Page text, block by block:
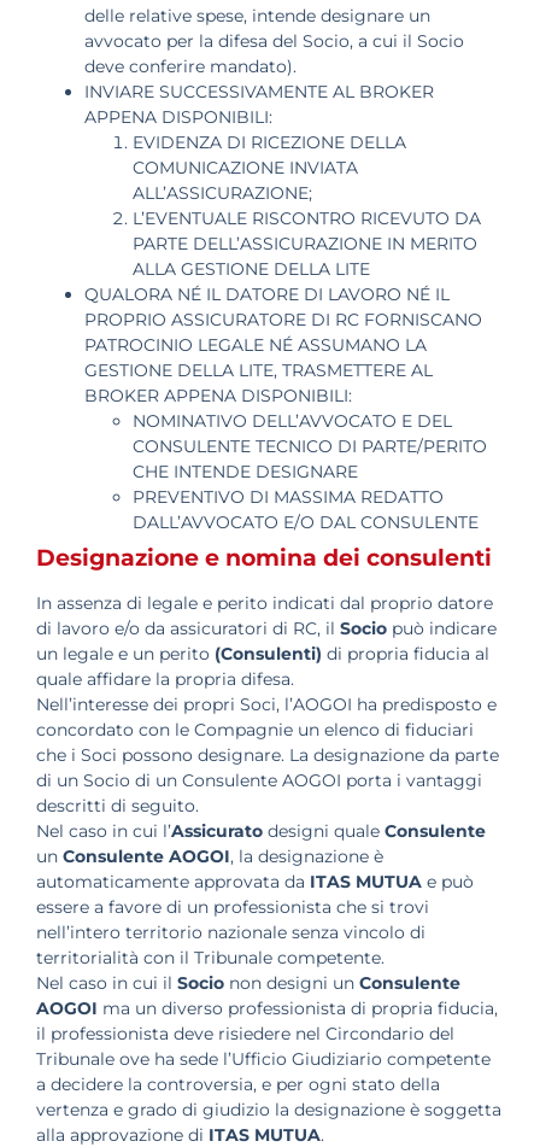
delle relative spese, intende designare un
avvocato per la difesa del Socio, a cui il Socio
deve conferire mandato).
INVIARE SUCCESSIVAMENTE AL BROKER
APPENA DISPONIBILI:
EVIDENZA DI RICEZIONE DELLA
COMUNICAZIONE INVIATA
ALL’ASSICURAZIONE;
L’EVENTUALE RISCONTRO RICEVUTO DA
PARTE DELL’ASSICURAZIONE IN MERITO
ALLA GESTIONE DELLA LITE
QUALORA NÉ IL DATORE DI LAVORO NÉ IL
PROPRIO ASSICURATORE DI RC FORNISCANO
PATROCINIO LEGALE NÉ ASSUMANO LA
GESTIONE DELLA LITE, TRASMETTERE AL
BROKER APPENA DISPONIBILI:
NOMINATIVO DELL’AVVOCATO E DEL
CONSULENTE TECNICO DI PARTE/PERITO
CHE INTENDE DESIGNARE
PREVENTIVO DI MASSIMA REDATTO
DALL’AVVOCATO E/O DAL CONSULENTE
Designazione e nomina dei consulenti
In assenza di legale e perito indicati dal proprio datore
di lavoro e/o da assicuratori di RC, il Socio può indicare
un legale e un perito (Consulenti) di propria fiducia al
quale affidare la propria difesa.
Nell’interesse dei propri Soci, l’AOGOI ha predisposto e
concordato con le Compagnie un elenco di fiduciari
che i Soci possono designare. La designazione da parte
di un Socio di un Consulente AOGOI porta i vantaggi
descritti di seguito.
Nel caso in cui l’Assicurato designi quale Consulente
un Consulente AOGOI, la designazione è
automaticamente approvata da ITAS MUTUA e può
essere a favore di un professionista che si trovi
nell’intero territorio nazionale senza vincolo di
territorialità con il Tribunale competente.
Nel caso in cui il Socio non designi un Consulente
AOGOI ma un diverso professionista di propria fiducia,
il professionista deve risiedere nel Circondario del
Tribunale ove ha sede l’Ufficio Giudiziario competente
a decidere la controversia, e per ogni stato della
vertenza e grado di giudizio la designazione è soggetta
alla approvazione di ITAS MUTUA.